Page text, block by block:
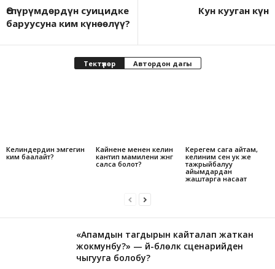
Өспүрүмдөрдүн суицидке
баруусуна ким күнөөлүү?
Кун кууган күн
Тектүүлөр Автордон дагы
Келиндердин эмгегин
ким баалайт?
Кайнене менен келин
кантип мамилени жөнгө
салса болот?
Керегем сага айтам,
келиним сен ук же
тажрыйбалуу
айымдардан
жаштарга насаат
«Апамдын тагдырын кайталап жаткан
жокмунбу?» — үй-бүлөлүк сценарийден
чыгууга болобу?